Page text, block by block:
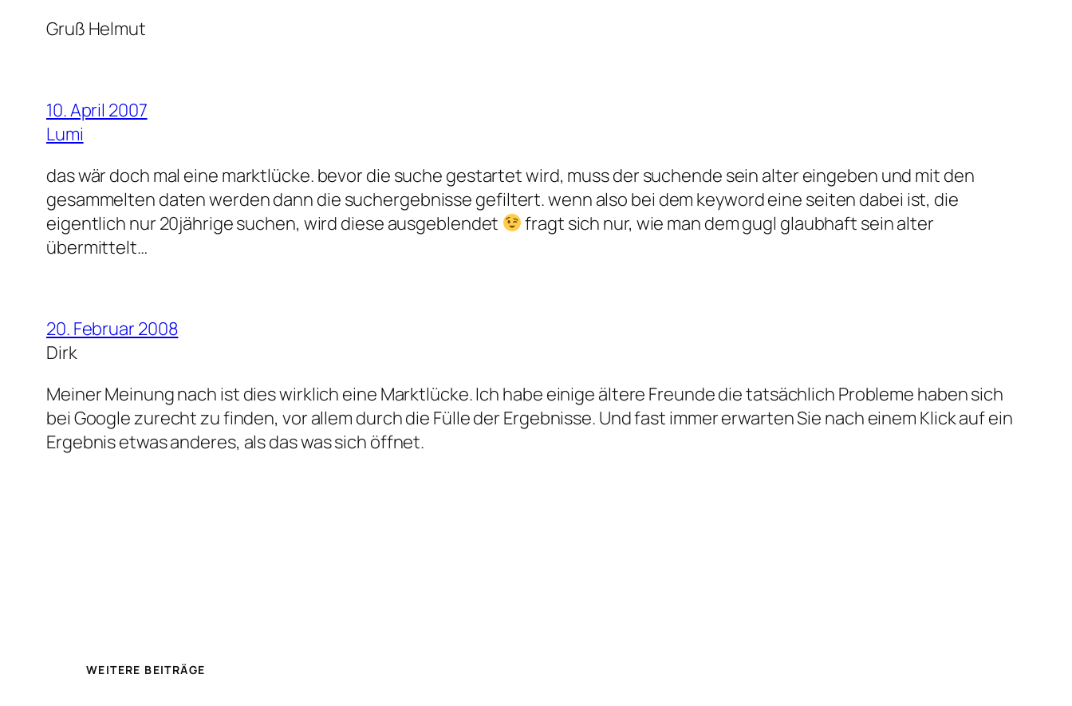
Gruß Helmut
10. April 2007
Lumi
das wär doch mal eine marktlücke. bevor die suche gestartet wird, muss der suchende sein alter eingeben und mit den
gesammelten daten werden dann die suchergebnisse gefiltert. wenn also bei dem keyword eine seiten dabei ist, die
eigentlich nur 20jährige suchen, wird diese ausgeblendet
fragt sich nur, wie man dem gugl glaubhaft sein alter
übermittelt…
20. Februar 2008
Dirk
Meiner Meinung nach ist dies wirklich eine Marktlücke. Ich habe einige ältere Freunde die tatsächlich Probleme haben sich
bei Google zurecht zu finden, vor allem durch die Fülle der Ergebnisse. Und fast immer erwarten Sie nach einem Klick auf ein
Ergebnis etwas anderes, als das was sich öffnet.
WEITERE BEITRÄGE